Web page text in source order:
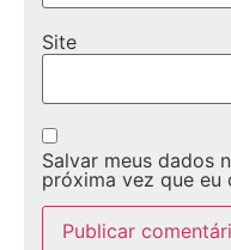
Site
Salvar meus dados
próxima vez que eu